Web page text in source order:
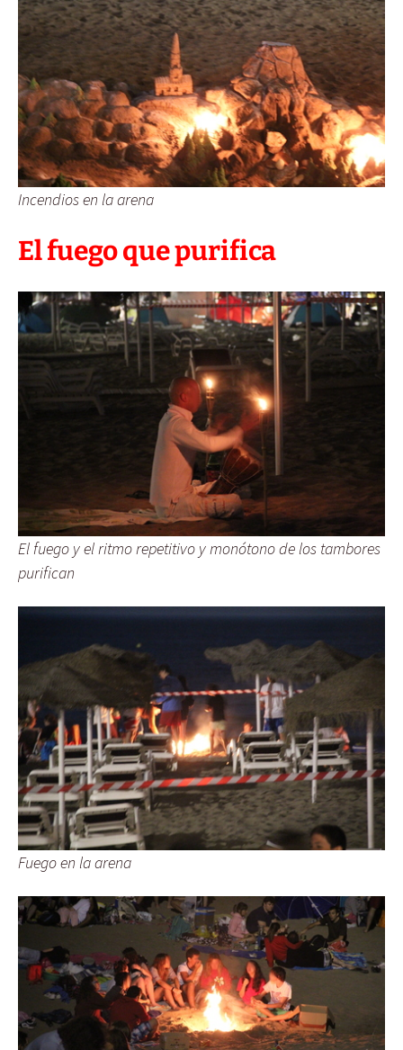
Incendios en la arena
El fuego que purifica
El fuego y el ritmo repetitivo y monótono de los tambores
purifican
Fuego en la arena